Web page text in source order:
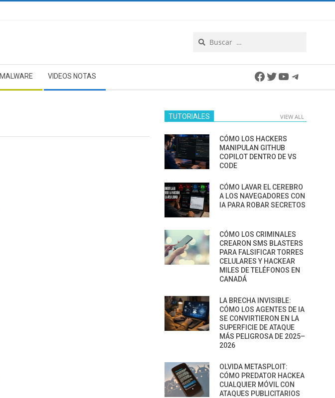
MALWARE VIDEOS NOTAS Facebook
Twitter
YouTube
TUTORIALES VIEW ALL
CÓMO LOS HACKERS
MANIPULAN GITHUB
COPILOT DENTRO DE VS
CODE
CÓMO LAVAR EL CEREBRO
A LOS NAVEGADORES CON
IA PARA ROBAR SECRETOS
CÓMO LOS CRIMINALES
CREARON SMS BLASTERS
PARA FALSIFICAR TORRES
CELULARES Y HACKEAR
MILES DE TELÉFONOS EN
CANADÁ
LA BRECHA INVISIBLE:
CÓMO LOS AGENTES DE IA
SE CONVIRTIERON EN LA
SUPERFICIE DE ATAQUE
MÁS PELIGROSA DE 2025–
2026
OLVIDA METASPLOIT:
CÓMO PREDATOR HACKEA
CUALQUIER MÓVIL CON
ATAQUES PUBLICITARIOS